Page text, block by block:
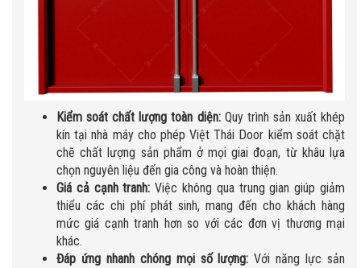
Kiểm soát chất lượng toàn diện:Quy trình sản xuất khép
kín tại nhà máy cho phép Việt Thái Door kiểm soát chặt
chẽ chất lượng sản phẩm ở mọi giai đoạn, từ khâu lựa
chọn nguyên liệu đến gia công và hoàn thiện.
Giá cả cạnh tranh: Việc không qua trung gian giúp giảm
thiểu các chi phí phát sinh, mang đến cho khách hàng
mức giá cạnh tranh hơn so với các đơn vị thương mại
khác.
Đáp ứng nhanh chóng mọi số lượng: Với năng lực sản